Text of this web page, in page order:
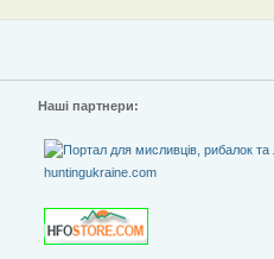
Наші партнери: